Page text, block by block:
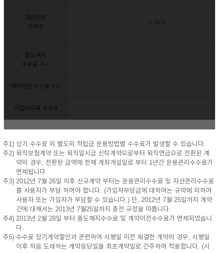
자산관리
수수료
0.30%
중도해지
수수료 주4)
계약이전 수수료 주4)
가입자교육 수수료
주1) 상기 수수료 외 별도의 적립금 운용방법별 수수료가 발생할 수 있습니다.
주2) 퇴직보험계약 또는 퇴직일시금 신탁계약으로부터 퇴직연금으로 전환된 계
약의 경우, 전환된 금액에 한해 계좌개설일로 부터 1년간 운용관리수수료가
면제됩니다.
주3) 2012년 7월 26일 이후 신규계약 부터는 운용관리수수료 및 자산관리수수료
를 사용자가 부담 하여야 합니다. (가입자부담금에 대하여는 규약에 의하여
사용자 또는 가입자가 부담할 수 있습니다.) 단, 2012년 7월 25일까지 계약
건에 대해서는 2013년 7월25일까지 종전 규정을 따릅니다.
주4) 2013년 2월 28일 부터 중도해지수수료 및 계약이전수수료가 면제되었습니
다.
주5) 수수료 장기계약할인과 관련하여 시행일 이전 체결한 계약의 경우, 시행일
이후 처음 도래하는 계약응당일을 최초계약일로 간주하여 적용합니다. (시